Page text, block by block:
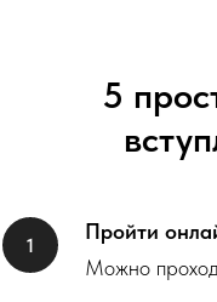
5
Пройти
Можно